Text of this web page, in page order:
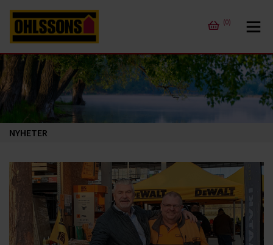
(0)
NYHETER